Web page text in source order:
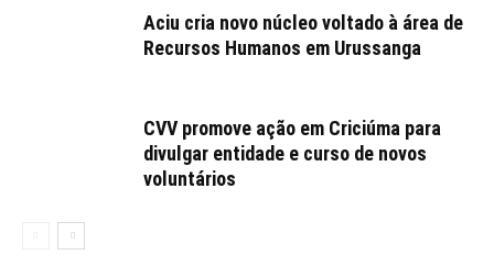
Aciu cria novo núcleo voltado à área de
Recursos Humanos em Urussanga
CVV promove ação em Criciúma para
divulgar entidade e curso de novos
voluntários